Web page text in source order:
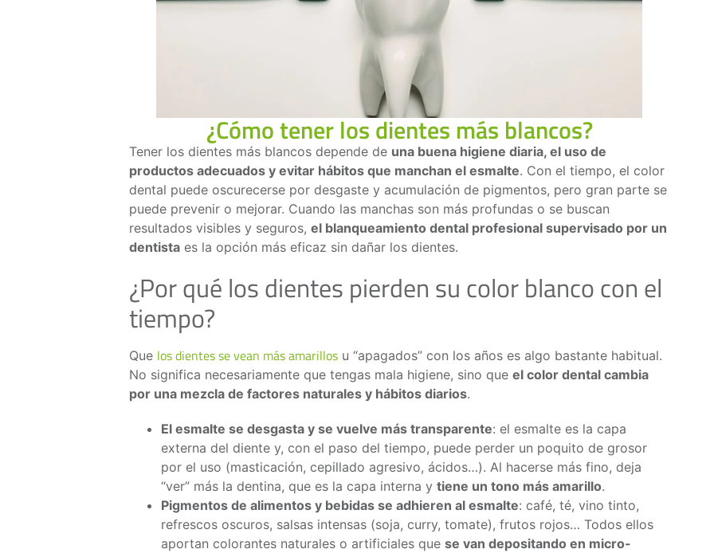
¿Cómo tener los dientes más blancos?
Tener los dientes más blancos depende de una buena higiene diaria, el uso de
productos adecuados y evitar hábitos que manchan el esmalte. Con el tiempo, el color
dental puede oscurecerse por desgaste y acumulación de pigmentos, pero gran parte se
puede prevenir o mejorar. Cuando las manchas son más profundas o se buscan
resultados visibles y seguros, el blanqueamiento dental profesional supervisado por un
dentista es la opción más eficaz sin dañar los dientes.
¿Por qué los dientes pierden su color blanco con el
tiempo?
Que los dientes se vean más amarillos u “apagados” con los años es algo bastante habitual.
No significa necesariamente que tengas mala higiene, sino que el color dental cambia
por una mezcla de factores naturales y hábitos diarios.
El esmalte se desgasta y se vuelve más transparente: el esmalte es la capa
externa del diente y, con el paso del tiempo, puede perder un poquito de grosor
por el uso (masticación, cepillado agresivo, ácidos…). Al hacerse más fino, deja
“ver” más la dentina, que es la capa interna y tiene un tono más amarillo.
Pigmentos de alimentos y bebidas se adhieren al esmalte: café, té, vino tinto,
refrescos oscuros, salsas intensas (soja, curry, tomate), frutos rojos… Todos ellos
aportan colorantes naturales o artificiales que se van depositando en micro-